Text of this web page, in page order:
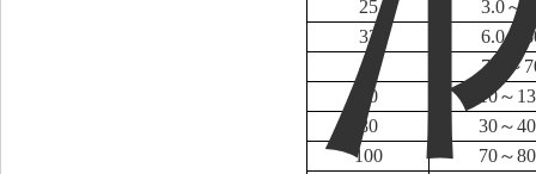
25
3.0～
32
6.0～
40
7.0～
50
10～
80
30～
100
70～